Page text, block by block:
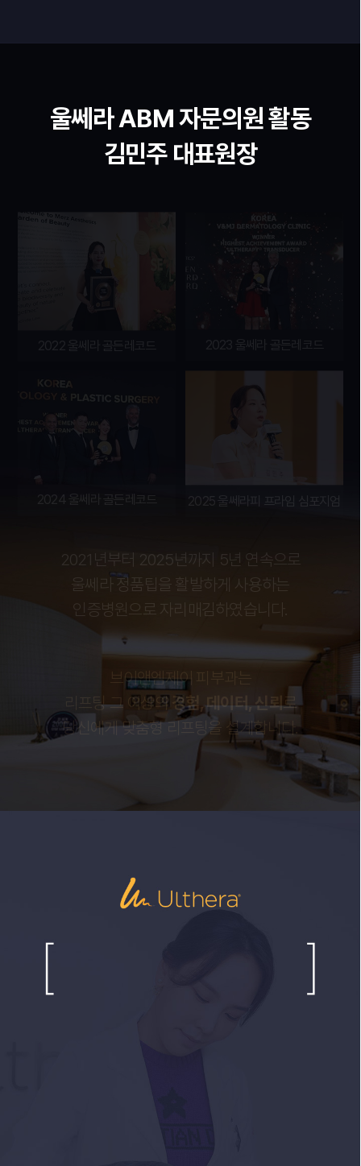
울쎄라 ABM 자문의원 활동
김민주 대표원장
2024 울쎄라 골든레코드 2025 울쎄라피 프라임 심포지엄
2021년부터 2025년까지 5년 연속으로
울쎄라 정품팁을 활발하게 사용하는
인증병원으로 자리매김하였습니다.
브이앤엠제이 피부과는
리프팅 그 이상의 경험, 데이터, 신뢰로
당신에게 맞춤형 리프팅을 설계합니다.